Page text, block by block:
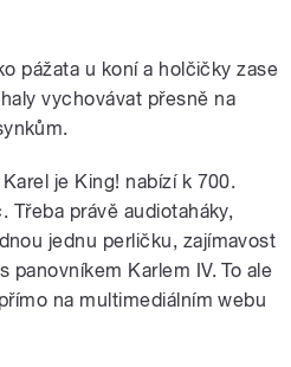
pážata u koní a holčičky zase
vychovávat přesně na
je King! nabízí k 700.
Třeba právě audiotaháky,
jednu perličku, zajímavost
panovníkem Karlem IV. To ale
na multimediálním webu